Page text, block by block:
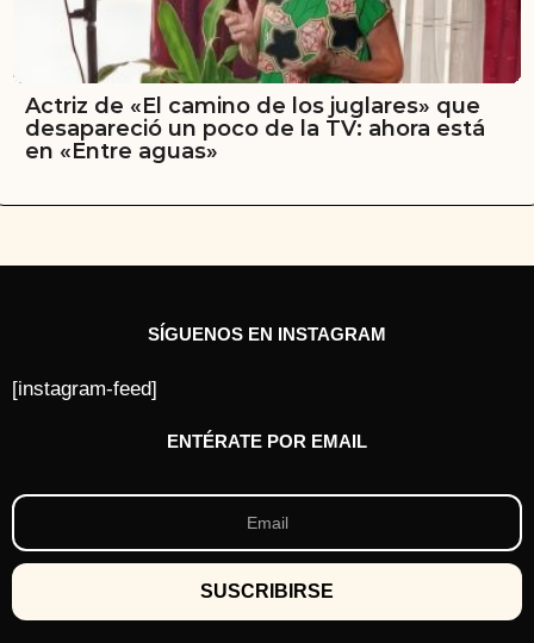
Actriz de «El camino de los juglares» que
desapareció un poco de la TV: ahora está
en «Entre aguas»
SÍGUENOS EN INSTAGRAM
[instagram-feed]
ENTÉRATE POR EMAIL